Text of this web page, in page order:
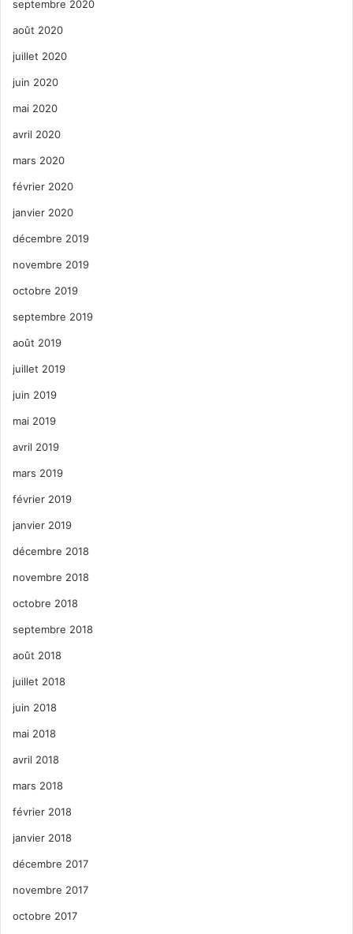
septembre 2020
août 2020
juillet 2020
juin 2020
mai 2020
avril 2020
mars 2020
février 2020
janvier 2020
décembre 2019
novembre 2019
octobre 2019
septembre 2019
août 2019
juillet 2019
juin 2019
mai 2019
avril 2019
mars 2019
février 2019
janvier 2019
décembre 2018
novembre 2018
octobre 2018
septembre 2018
août 2018
juillet 2018
juin 2018
mai 2018
avril 2018
mars 2018
février 2018
janvier 2018
décembre 2017
novembre 2017
octobre 2017